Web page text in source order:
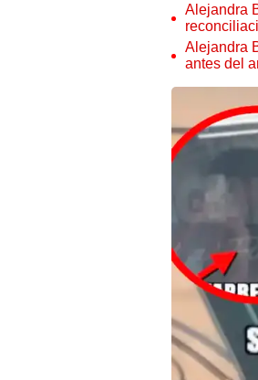
Alejandra
Alejandra
antes del